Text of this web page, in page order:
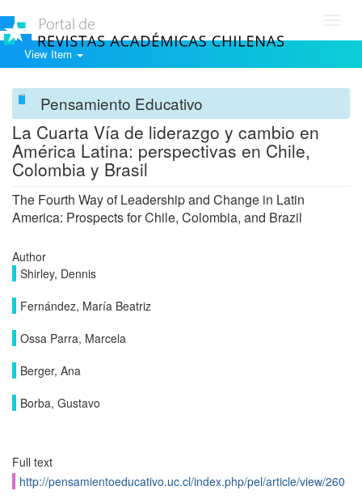
View Item
Pensamiento Educativo
La Cuarta Vía de liderazgo y cambio en
América Latina: perspectivas en Chile,
Colombia y Brasil
The Fourth Way of Leadership and Change in Latin
America: Prospects for Chile, Colombia, and Brazil
Author
Shirley, Dennis
Fernández, María Beatriz
Ossa Parra, Marcela
Berger, Ana
Borba, Gustavo
Full text
http://pensamientoeducativo.uc.cl/index.php/pel/article/view/260